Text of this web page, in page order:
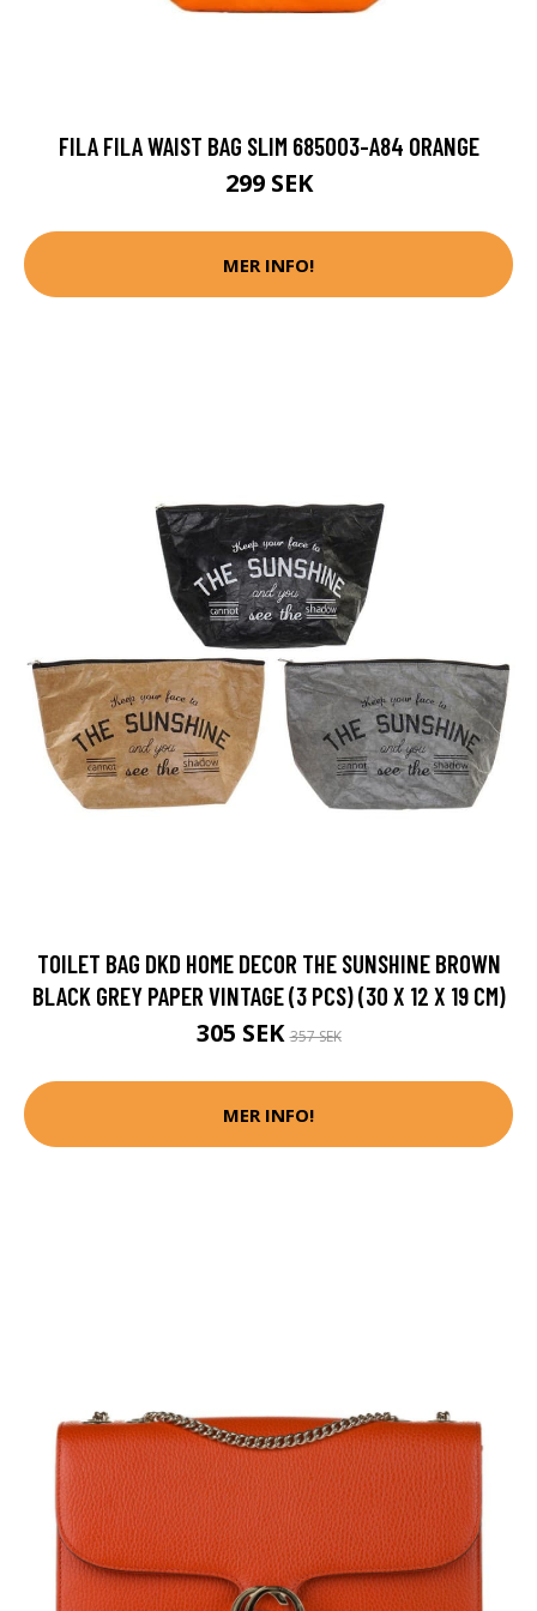
FILA FILA WAIST BAG SLIM 685003-A84 ORANGE
299 SEK
MER INFO!
TOILET BAG DKD HOME DECOR THE SUNSHINE BROWN
BLACK GREY PAPER VINTAGE (3 PCS) (30 X 12 X 19 CM)
305 SEK357 SEK
MER INFO!